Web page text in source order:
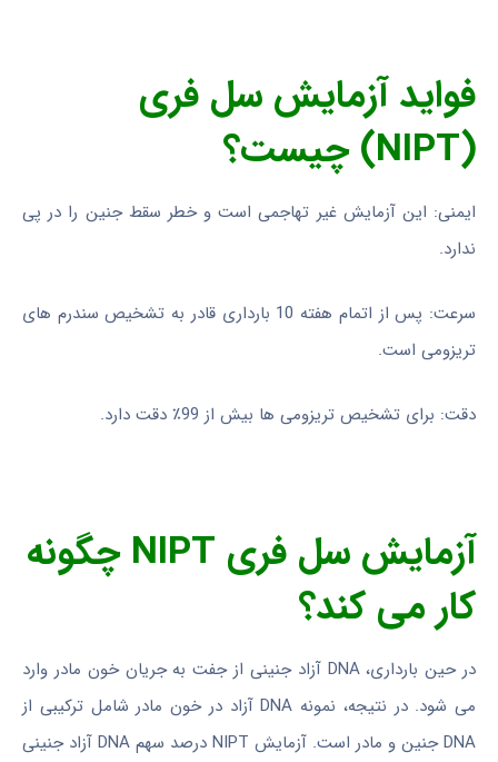
فواید آزمایش سل فری
(NIPT) چیست؟
ایمنی: این آزمایش غیر تهاجمی است و خطر سقط جنین را در پی
ندارد.
سرعت: پس از اتمام هفته 10 بارداری قادر به تشخیص سندرم های
تریزومی است.
دقت: برای تشخیص تریزومی ها بیش از 99٪ دقت دارد.
آزمایش سل فری NIPT چگونه
کار می کند؟
در حین بارداری، DNA آزاد جنینی از جفت به جریان خون مادر وارد
می شود. در نتیجه، نمونه DNA آزاد در خون مادر شامل ترکیبی از
DNA جنین و مادر است. آزمایش NIPT درصد سهم DNA آزاد جنینی